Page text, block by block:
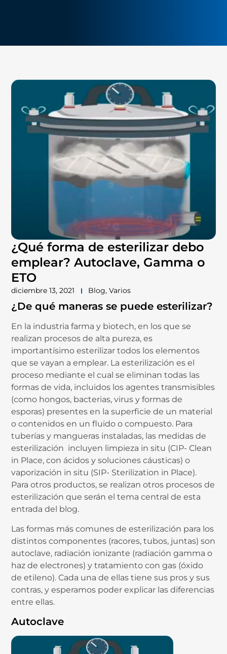
¿Qué forma de esterilizar debo
emplear? Autoclave, Gamma o
ETO
diciembre 13, 2021 Blog,Varios
¿De qué maneras se puede esterilizar?
En la industria farma y biotech, en los que se
realizan procesos de alta pureza, es
importantísimo esterilizar todos los elementos
que se vayan a emplear. La esterilización es el
proceso mediante el cual se eliminan todas las
formas de vida, incluidos los agentes transmisibles
(como hongos, bacterias, virus y formas de
esporas) presentes en la superficie de un material
o contenidos en un fluido o compuesto. Para
tuberías y mangueras instaladas, las medidas de
esterilización incluyen limpieza in situ (CIP- Clean
in Place, con ácidos y soluciones cáusticas) o
vaporización in situ (SIP- Sterilization in Place).
Para otros productos, se realizan otros procesos de
esterilización que serán el tema central de esta
entrada del blog.
Las formas más comunes de esterilización para los
distintos componentes (racores, tubos, juntas) son
autoclave, radiación ionizante (radiación gamma o
haz de electrones) y tratamiento con gas (óxido
de etileno). Cada una de ellas tiene sus pros y sus
contras, y esperamos poder explicar las diferencias
entre ellas.
Autoclave